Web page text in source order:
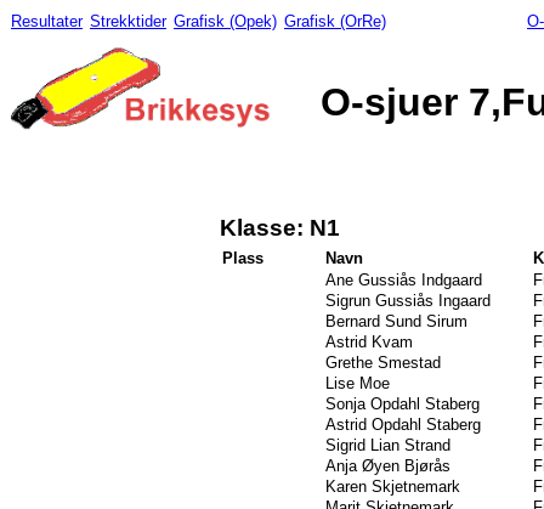
Resultater Strekktider Grafisk (Opek) Grafisk (OrRe)
O-sjuer
Klasse: N1
Plass Navn
Ane Gussiås Indgaard
Sigrun Gussiås Ingaard
Bernard Sund Sirum
Astrid Kvam
Grethe Smestad
Lise Moe
Sonja Opdahl Staberg
Astrid Opdahl Staberg
Sigrid Lian Strand
Anja Øyen Bjørås
Karen Skjetnemark